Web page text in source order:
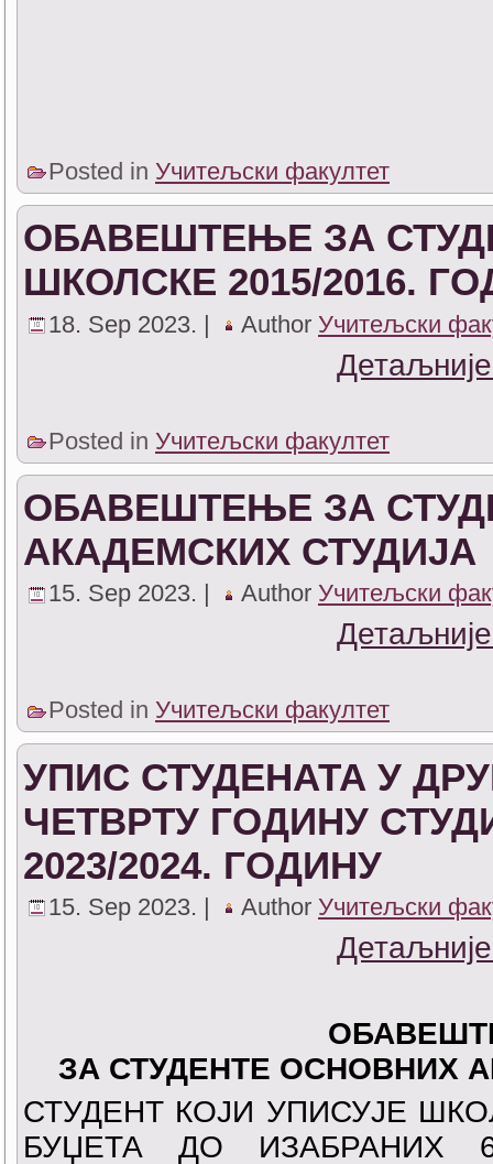
Posted in Учитељски факултет
ОБАВЕШТЕЊЕ ЗА
ШКОЛСКЕ 2015/2016.
18. Sep 2023. | Author Учитељски
Posted in Учитељски факултет
ОБАВЕШТЕЊЕ ЗА
АКАДЕМСКИХ СТУДИЈА
15. Sep 2023. | Author Учитељски
Posted in Учитељски факултет
УПИС СТУДЕНАТА У
ЧЕТВРТУ ГОДИНУ
2023/2024. ГОДИНУ
15. Sep 2023. | Author Учитељски
ЗА СТУДЕНТЕ ОСНОВНИХ
СТУДЕНТ КОЈИ УПИСУЈЕ
БУЏЕТА ДО